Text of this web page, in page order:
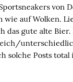
von
wie auf Wolken.
das gute alte Bier.
solche Posts total